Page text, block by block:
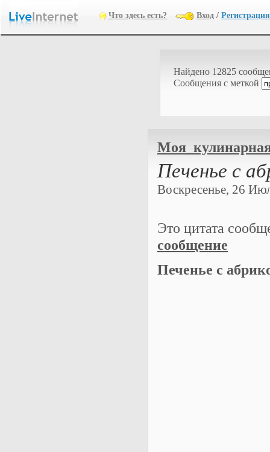
Что здесь есть? Вход / Регистрация
Найдено 12825
Cообщения с меткой
Печенье с
Воскресенье, 26
Это цитата
сообщение
Печенье с